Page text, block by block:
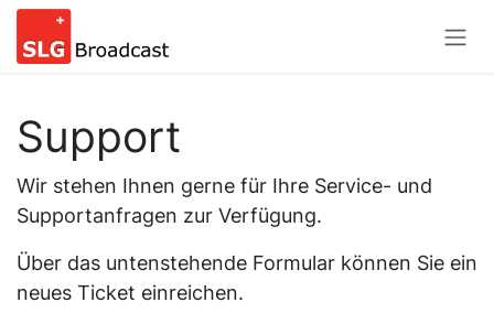
Zum Inhalt springen
Support
Wir stehen Ihnen gerne für Ihre Service- und
Supportanfragen zur Verfügung.
Über das untenstehende Formular können Sie ein
neues Ticket einreichen.